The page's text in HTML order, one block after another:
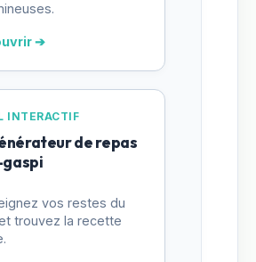
➔
INTERACTIF
de repas
vos restes du
trouvez la recette